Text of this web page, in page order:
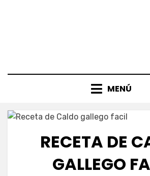
MENÚ
RECETA DE
GALLEGO